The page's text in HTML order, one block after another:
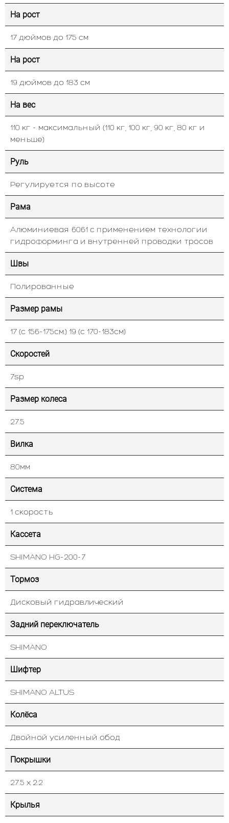
На рост
17 дюймов до 175 см
На рост
19 дюймов до 183 см
На вес
110 кг - максимальный (110 кг, 100 кг, 90 кг, 80 кг и
меньше)
Руль
Регулируется по высоте
Рама
Алюминиевая 6061 с применением технологии
гидроформинга и внутренней проводки тросов
Швы
Полированные
Размер рамы
17 (с 156-175см.) 19 (с 170-183см)
Скоростей
7sp
Размер колеса
27.5
Вилка
80мм
Система
1 скорость
Кассета
SHIMANO HG-200-7
Тормоз
Дисковый гидравлический
Задний переключатель
SHIMANO
Шифтер
SHIMANO ALTUS
Колёса
Двойной усиленный обод
Покрышки
27.5 х 2.2
Крылья